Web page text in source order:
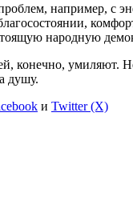
например, с
народную
конечно, умиляют.
душу.
и Twitter (X)